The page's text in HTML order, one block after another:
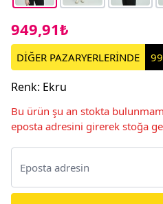
949,91₺
DİĞER PAZARYERLERİNDE
Renk: Ekru
Bu ürün şu an stokta
eposta adresini girerek stoğa